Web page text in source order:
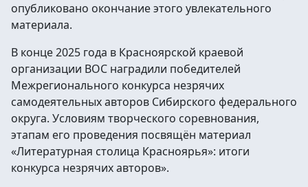
опубликовано окончание этого увлекательного
материала.
В конце 2025 года в Красноярской краевой
организации ВОС наградили победителей
Межрегионального конкурса незрячих
самодеятельных авторов Сибирского федерального
округа. Условиям творческого соревнования,
этапам его проведения посвящён материал
«Литературная столица Красноярья»: итоги
конкурса незрячих авторов».